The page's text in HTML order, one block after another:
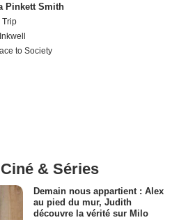
Pinkett Smith
Trip
to Society
& Séries
Demain nous appartient : Alex
au pied du mur, Judith
découvre la vérité sur Milo